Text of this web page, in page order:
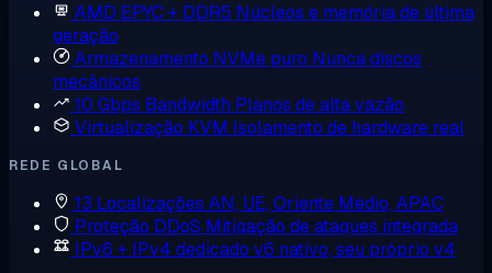
AMD EPYC + DDR5 Núcleos e memória de última
geração
Armazenamento NVMe puro Nunca discos
mecânicos
10 Gbps Bandwidth Planos de alta vazão
Virtualização KVM Isolamento de hardware real
REDE GLOBAL
13 Localizações AN, UE, Oriente Médio, APAC
Proteção DDoS Mitigação de ataques integrada
IPv6 + IPv4 dedicado v6 nativo, seu próprio v4